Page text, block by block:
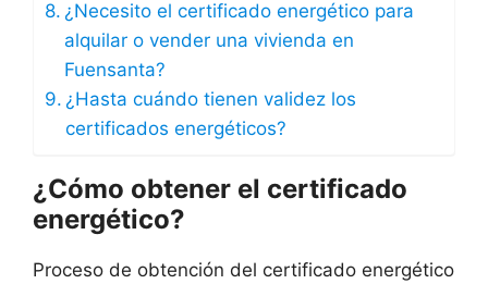
¿Necesito el certificado energético para
alquilar o vender una vivienda en
Fuensanta?
¿Hasta cuándo tienen validez los
certificados energéticos?
¿Cómo obtener el certificado
energético?
Proceso de obtención del certificado energético